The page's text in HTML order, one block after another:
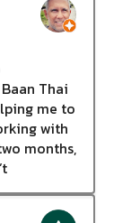
Thai
me to
with
months,